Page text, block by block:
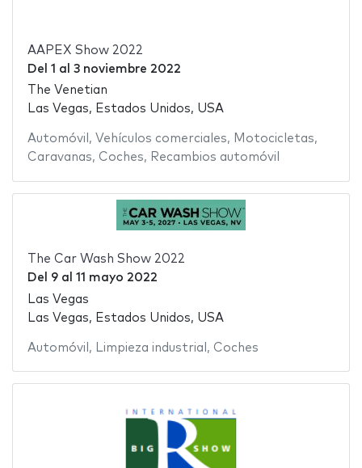
AAPEX Show 2022
Del 1 al 3 noviembre 2022
The Venetian
Las Vegas, Estados Unidos, USA
Automóvil , Vehículos comerciales, Motocicletas,
Caravanas, Coches, Recambios automóvil
The Car Wash Show 2022
Del 9al 11 mayo 2022
Las Vegas
Las Vegas, Estados Unidos, USA
Automóvil , Limpieza industrial , Coches